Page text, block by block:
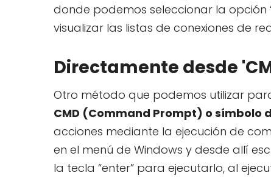
donde podemos seleccionar la
visualizar las listas de conexiones de
Directamente desde
Otro método que podemos utilizar
CMD (Command Prompt) o símbolo
acciones mediante la ejecución de
en el menú de Windows y desde allí
la tecla “enter” para ejecutarlo, al